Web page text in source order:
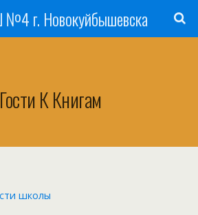
г. Новокуйбышевска
К Книгам
школы